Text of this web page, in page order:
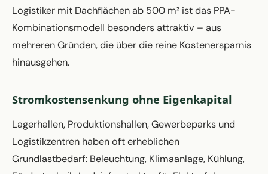
Logistiker mit Dachflächen ab 500 m² ist das PPA-
Kombinationsmodell besonders attraktiv – aus
mehreren Gründen, die über die reine Kostenersparnis
hinausgehen.
Stromkostensenkung ohne Eigenkapital
Lagerhallen, Produktionshallen, Gewerbeparks und
Logistikzentren haben oft erheblichen
Grundlastbedarf: Beleuchtung, Klimaanlage, Kühlung,